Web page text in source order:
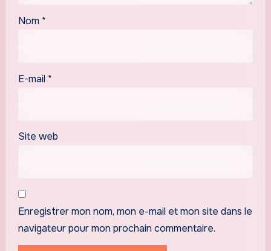
Nom *
E-mail *
Site web
Enregistrer mon nom, mon e-mail et mon site dans le
navigateur pour mon prochain commentaire.